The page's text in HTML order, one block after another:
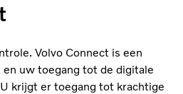
Volvo Connect is een
uw toegang tot de digitale
krijgt er toegang tot krachtige